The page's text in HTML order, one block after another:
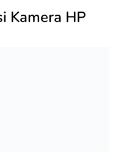
Kamera HP